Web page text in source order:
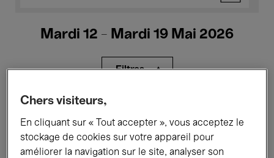
Mardi 12 - Mardi 19 Mai 2026
Filtres
Expositions Films Performances
Chers visiteurs,
En cliquant sur « Tout accepter », vous acceptez le
stockage de cookies sur votre appareil pour
améliorer la navigation sur le site, analyser son